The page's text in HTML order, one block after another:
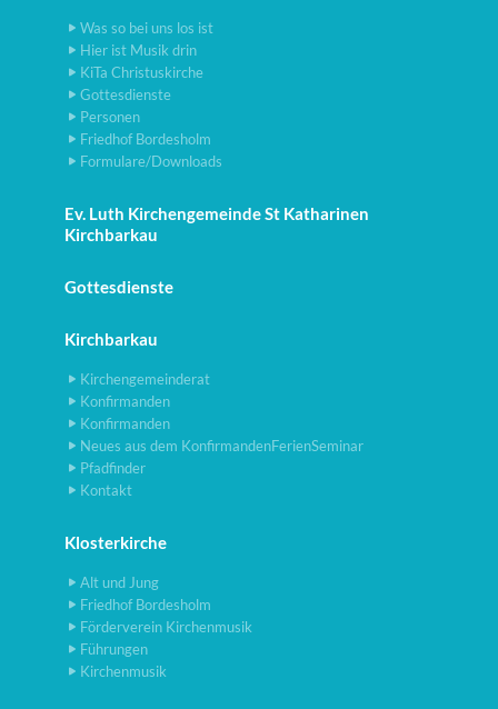
Was so bei uns los ist
Hier ist Musik drin
KiTa Christuskirche
Gottesdienste
Personen
Friedhof Bordesholm
Formulare/Downloads
Ev. Luth Kirchengemeinde St Katharinen
Kirchbarkau
Gottesdienste
Kirchbarkau
Kirchengemeinderat
Konfirmanden
Konfirmanden
Neues aus dem KonfirmandenFerienSeminar
Pfadfinder
Kontakt
Klosterkirche
Alt und Jung
Friedhof Bordesholm
Förderverein Kirchenmusik
Führungen
Kirchenmusik